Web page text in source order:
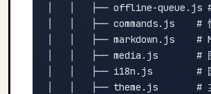
│   │   ├── offline-queue.js #
│   │   ├── commands.js    #
│   │   ├── markdown.js    #
│   │   ├── media.js       # 图
│   │   ├── i18n.js        # 国
│   │   ├── theme.js       # 主